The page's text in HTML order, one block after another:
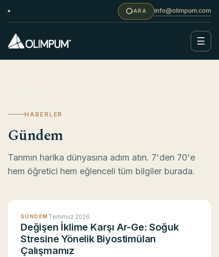
ARA info@olimpum.com
☰
HABERLER
Gündem
Tarımın harika dünyasına adım atın. 7'den 70'e
hem öğretici hem eğlenceli tüm bilgiler burada.
GÜNDEM Temmuz 2026
Değişen İklime Karşı Ar-Ge: Soğuk
Stresine Yönelik Biyostimülan
Çalışmamız